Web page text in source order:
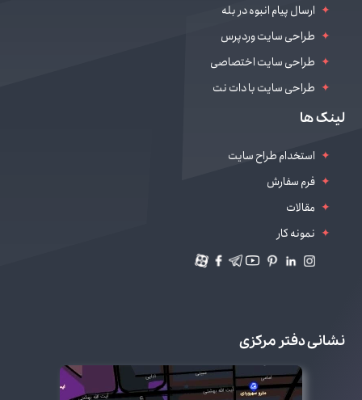
ارسال پیام انبوه در بله
طراحی سایت وردپرس
طراحی سایت اختصاصی
طراحی سایت با دات نت
طراحی سایت سالن زیباییلینک ها
استخدام طراح سایت
فرم سفارش
مقالات
نمونه کار
نشانی دفتر مرکزی